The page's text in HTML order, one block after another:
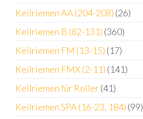
Keilriemen AA (204-208) (26)
Keilriemen B (82-131) (360)
Keilriemen FM (13-15) (17)
Keilriemen FMX (2-11) (141)
Keilriemen für Roller(41)
Keilriemen SPA (16-23, 184) (99)